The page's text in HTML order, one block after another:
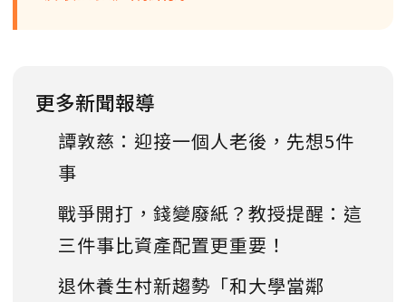
更多新聞報導
譚敦慈：迎接一個人老後，先想5件
事
戰爭開打，錢變廢紙？教授提醒：這
三件事比資產配置更重要！
退休養生村新趨勢「和大學當鄰